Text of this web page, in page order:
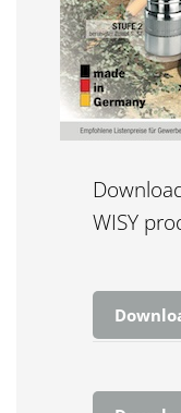
WISY